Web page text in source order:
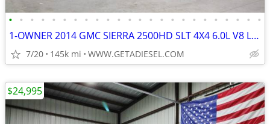
• • • • • • • • • • • • • • • • • • • • • • • •
1-OWNER 2014 GMC SIERRA 2500HD SLT 4X4 6.0L V8 LEATHER MICHELIN TIRES!
7/20 145k mi WWW.GETADIESEL.COM
$24,995